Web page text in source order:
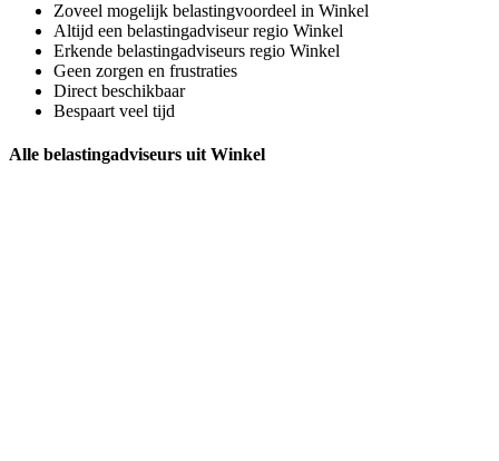
Zoveel mogelijk belastingvoordeel in Winkel
Altijd een belastingadviseur regio Winkel
Erkende belastingadviseurs regio Winkel
Geen zorgen en frustraties
Direct beschikbaar
Bespaart veel tijd
Alle belastingadviseurs uit Winkel